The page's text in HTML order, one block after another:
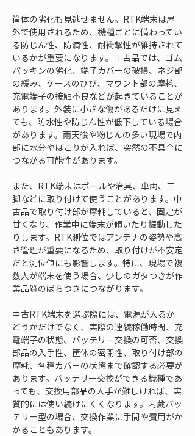
筐体の劣化も見逃せません。RTK端末は屋
外で使用されるため、機種ごとに備わってい
る防じん性、防滴性、耐衝撃性が維持されて
いるかが重要になります。中古品では、ゴム
パッキンの劣化、端子カバーの破損、ネジ部
の緩み、ケースのひび、マウント部の摩耗、
充電端子の接触不良などが起きていることが
あります。外装に小さな傷があるだけに見え
ても、防水性や防じん性が低下している場合
があります。雨天後や粉じんの多い現場で内
部に水分やほこりが入れば、突然の不具合に
つながる可能性があります。
また、RTK端末はポールや治具、車両、三
脚などに取り付けて使うことがあります。中
古品で取り付け部が摩耗していると、固定が
甘くなり、作業中に端末が傾いたり振動した
りします。RTK測位ではアンテナの姿勢や高
さ管理が重要になるため、取り付けが不安定
だと測位値にも影響します。特に、現場で複
数人が端末を使う場合、少しのガタつきが作
業品質のばらつきにつながります。
中古RTK端末を選ぶ際には、電源が入るか
どうかだけでなく、実際の連続稼働時間、充
電端子の状態、バッテリー交換の可否、交換
部品の入手性、筐体の密閉性、取り付け部の
摩耗、各種カバーの状態まで確認する必要が
あります。バッテリー交換ができる機種であ
っても、交換用部品の入手が難しければ、実
質的には使い続けにくくなります。内蔵バッ
テリー型の場合、交換作業に手間や費用がか
かることもあります。